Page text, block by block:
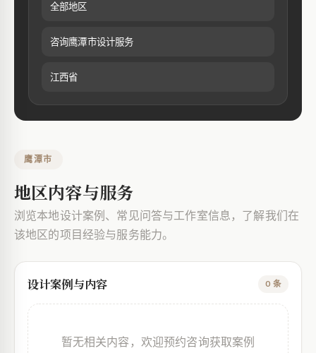
全部地区
咨询鹰潭市设计服务
江西省
鹰潭市
地区内容与服务
浏览本地设计案例、常见问答与工作室信息，了解我们在
该地区的项目经验与服务能力。
设计案例与内容 0 条
暂无相关内容，欢迎预约咨询获取案例